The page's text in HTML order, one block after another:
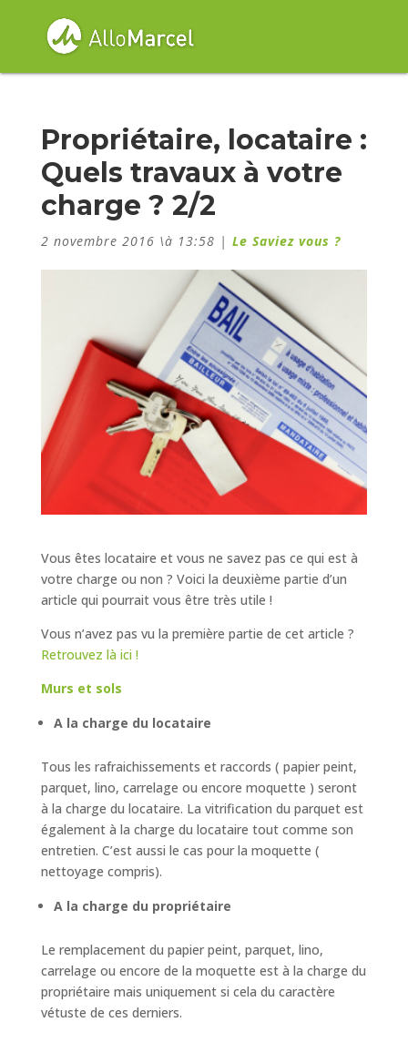
Propriétaire, locataire :
Quels travaux à votre
charge ? 2/2
2 novembre 2016 \à 13:58 | Le Saviez vous ?
Vous êtes locataire et vous ne savez pas ce qui est à
votre charge ou non ? Voici la deuxième partie d’un
article qui pourrait vous être très utile !
Vous n’avez pas vu la première partie de cet article ?
Retrouvez là ici !
Murs et sols
A la charge du locataire
Tous les rafraichissements et raccords ( papier peint,
parquet, lino, carrelage ou encore moquette ) seront
à la charge du locataire. La vitrification du parquet est
également à la charge du locataire tout comme son
entretien. C’est aussi le cas pour la moquette (
nettoyage compris).
A la charge du propriétaire
Le remplacement du papier peint, parquet, lino,
carrelage ou encore de la moquette est à la charge du
propriétaire mais uniquement si cela du caractère
vétuste de ces derniers.